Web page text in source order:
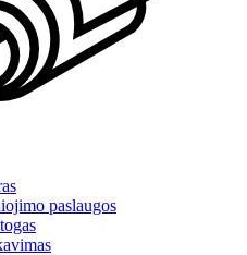
paslaugos